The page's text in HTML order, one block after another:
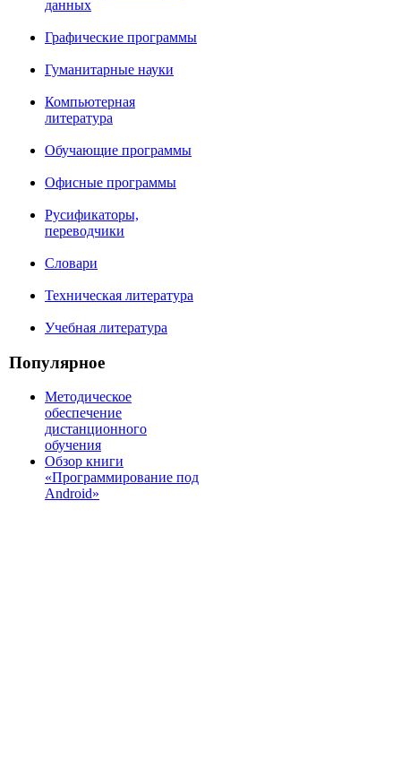
данных
Графические программы
Гуманитарные науки
Компьютерная
литература
Обучающие программы
Офисные программы
Русификаторы,
переводчики
Словари
Техническая литература
Учебная литература
Популярное
Методическое
обеспечение
дистанционного
обучения
Обзор книги
«Программирование под
Android»